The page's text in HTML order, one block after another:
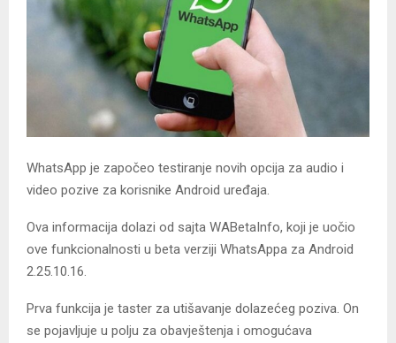
WhatsApp je započeo testiranje novih opcija za audio i
video pozive za korisnike Android uređaja.
Ova informacija dolazi od sajta WABetaInfo, koji je uočio
ove funkcionalnosti u beta verziji WhatsAppa za Android
2.25.10.16.
Prva funkcija je taster za utišavanje dolazećeg poziva. On
se pojavljuje u polju za obavještenja i omogućava